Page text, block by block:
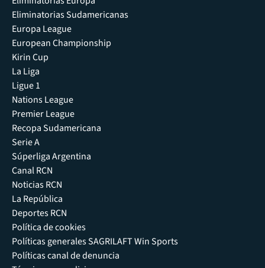
Eliminatorias Sudamericanas
Europa League
European Championship
Kirin Cup
La Liga
Ligue 1
Nations League
Premier League
Recopa Sudamericana
Serie A
Súperliga Argentina
Canal RCN
Noticias RCN
La República
Deportes RCN
Política de cookies
Políticas generales SAGRILAFT Win Sports
Políticas canal de denuncia